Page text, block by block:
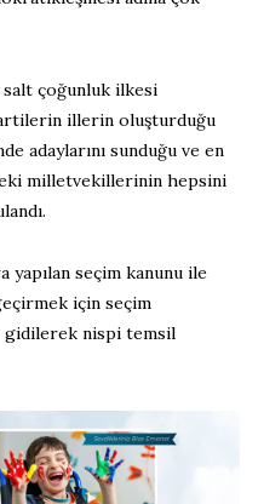
salt çoğunluk ilkesi
illerin oluşturduğu
adaylarını sunduğu ve en
milletvekillerinin hepsini
yapılan seçim kanunu ile
için seçim
gidilerek nispi temsil